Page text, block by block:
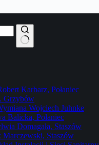
Karbarz, Połaniec
Grzybów
Wojciech Juhnke
Balicka, Połaniec
Domagała, Staszów
Marczewski, Staszów